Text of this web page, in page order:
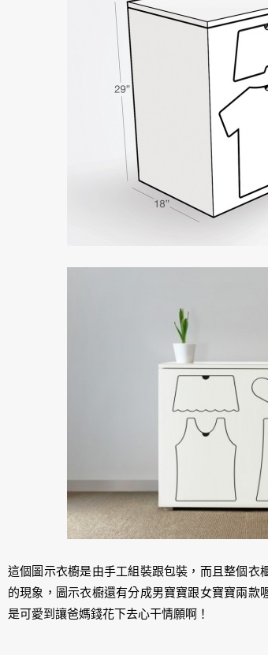
這個圖示衣櫥是由手工組裝跟包裝，而且整個
的現象，圖示衣櫥還有分成男寶寶跟女寶寶兩
是可愛到讓爸媽錢花下去心干情願啊！